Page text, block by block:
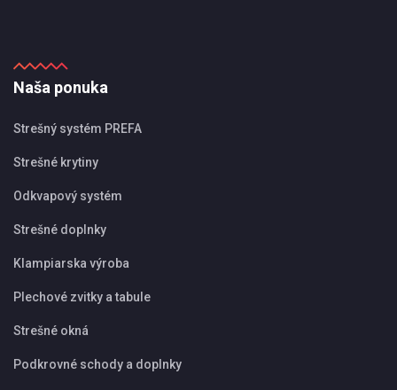
Naša ponuka
Strešný systém PREFA
Strešné krytiny
Odkvapový systém
Strešné doplnky
Klampiarska výroba
Plechové zvitky a tabule
Strešné okná
Podkrovné schody a doplnky